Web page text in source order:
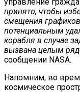
принято, чтобы
смещения
потенциальным
корабля в случае
вызвана целым
сообщении NASA.
Напомним, во
космическое